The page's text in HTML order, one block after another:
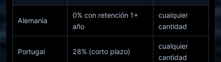
Alemania
0% con retención 1+
año
cualquier
cantidad
Portugal 28% (corto plazo)
cualquier
cantidad